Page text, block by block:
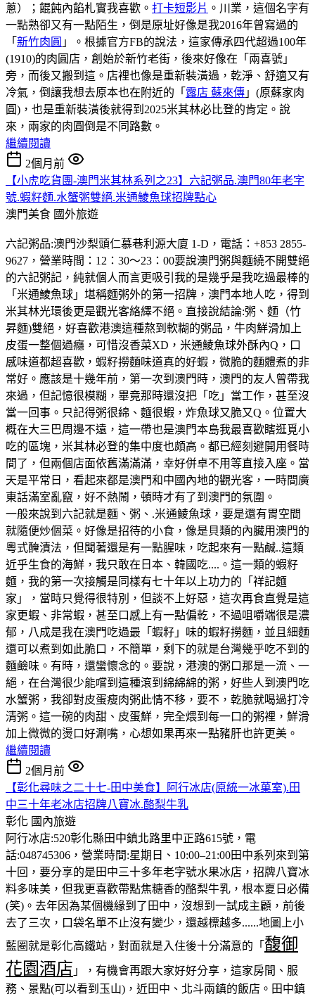
蔥）；餛飩內餡札實我喜歡。 打卡短影片 。川業，這個名字有
一點熟卻又有一點陌生，倒是原址好像是我2016年曾寫過的
「 新竹肉圓 」。根據官方FB的說法，這家傳承四代超過100年
(1910)的肉圓店，創始於新竹老街，後來好像在「兩喜號」
旁，而後又搬到這。店裡也像是重新裝潢過，乾淨、舒適又有
冷氣，倒讓我想去原本也在附近的「 露店 蘇來傳 」(原蘇家肉
圓)，也是重新裝潢後就得到2025米其林必比登的肯定。說
來，兩家的肉圓倒是不同路數。
繼續閱讀
2個月前
【小虎吃貨團-澳門米其林系列之23】六記粥品.澳門80年老字
號.蝦籽麵.水蟹粥雙絕.米通鯪魚球招牌點心
澳門美食 國外旅遊
六記粥品:澳門沙梨頭仁慕巷利源大廈 1-D，電話：+853 2855-
9627，營業時間：12：30～23：00要說澳門粥與麵繞不開雙絕
的六記粥記，純就個人而言更吸引我的是幾乎是我吃過最棒的
「米通鯪魚球」堪稱麵粥外的第一招牌，澳門本地人吃，得到
米其林光環後更是觀光客絡繹不絕。直接說結論:粥、麵（竹
昇麵)雙絕，好喜歡港澳這種熬到軟糊的粥品，牛肉鮮滑加上
皮蛋一整個過癮，可惜沒香菜XD，米通鯪魚球外酥內Q，口
感味道都超喜歡，蝦籽撈麵味道真的好蝦，微脆的麵體煮的非
常好。應該是十幾年前，第一次到澳門時，澳門的友人曾帶我
來過，但記憶很模糊，畢竟那時還沒把「吃」當工作，甚至沒
當一回事。只記得粥很綿、麵很蝦，炸魚球又脆又Q。位置大
概在大三巴周邊不遠，這一帶也是澳門本島我最喜歡瞎逛覓小
吃的區塊，米其林必登的集中度也頗高。都已經刻避開用餐時
間了，但兩個店面依舊滿滿滿，幸好併卓不用等直接入座。當
天是平常日，看起來都是澳門和中國內地的觀光客，一時間廣
東話滿室亂竄，好不熱鬧，頓時才有了到澳門的氛圍。
一般來說到六記就是麵、粥、.米通鯪魚球，要是還有胃空間
就隨便炒個菜。好像是招待的小食，像是貝類的內臟用澳門的
粵式醃漬法，但聞著還是有一點腥味，吃起來有一點鹹..這類
近乎生食的海鮮，我只敢在日本、韓國吃....。這一類的蝦籽
麵，我的第一次接觸是同樣有七十年以上功力的「祥記麵
家」，當時只覺得很特別，但談不上好惡，這次再食直覺是這
家更蝦、非常蝦，甚至口感上有一點偏乾，不過咀嚼端很是濃
郁，八成是我在澳門吃過最「蝦籽」味的蝦籽撈麵，並且細麵
還可以煮到如此脆口，不簡單，剩下的就是台灣幾乎吃不到的
麵鹼味。有時，還蠻懷念的。要說，港澳的粥口那是一流、一
絕，在台灣很少能嚐到這種滾到綿綿綿的粥，好些人到澳門吃
水蟹粥，我卻對皮蛋瘦肉粥此情不移，要不，乾脆就喝過打冷
清粥。這一碗的肉甜、皮蛋鮮，完全煨到每一口的粥裡，鮮滑
加上微微的燙口好涮嘴，心想如果再來一點豬肝也許更美。
繼續閱讀
2個月前
【彰化尋味之二十七-田中美食】阿行冰店(原統一冰菓室).田
中三十年老冰店招牌八寶冰.酪梨牛乳
彰化 國內旅遊
阿行冰店:520彰化縣田中鎮北路里中正路615號，電
話:048745306，營業時間:星期日、10:00–21:00田中系列來到第
十回，要分享的是田中三十多年老字號水果冰店，招牌八寶冰
料多味美，但我更喜歡帶點焦糖香的酪梨牛乳，根本夏日必備
(笑)。去年因為某個機緣到了田中，沒想到一試成主顧，前後
去了三次，口袋名單不止沒有變少，還越標越多......地圖上小
藍圈就是彰化高鐵站，對面就是入住後十分滿意的「 馥御
花園酒店 」，有機會再跟大家好好分享，這家房間、服
務、景點(可以看到玉山)，近田中、北斗兩鎮的飯店。田中鎮